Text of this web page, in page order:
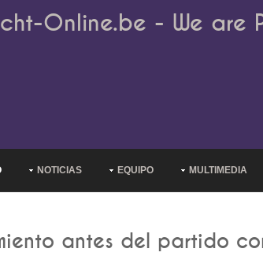
Online.be - We are
NOTICIAS EQUIPO MULTIMEDIA
antes del partido